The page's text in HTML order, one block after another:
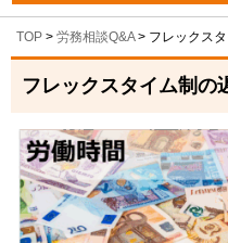
TOP > 労務相談Q&A> フレックス
フレックスタイム制の